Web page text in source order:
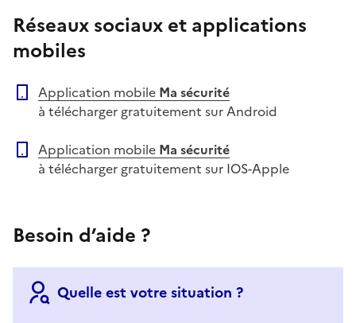
Réseaux sociaux et applications
mobiles
Application mobile Ma sécurité
à télécharger gratuitement sur Android
Application mobile Ma sécurité
à télécharger gratuitement sur IOS-Apple
Besoin d’aide ?
Quelle est votre situation ?